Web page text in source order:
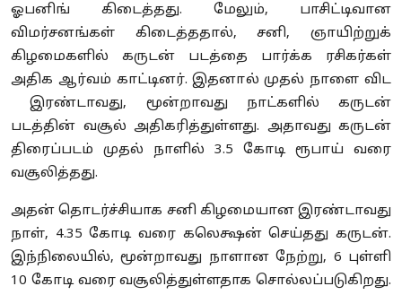
ஓபனிங் கிடைத்தது. மேலும், பாசிட்டிவான
விமர்சனங்கள் கிடைத்ததால், சனி, ஞாயிற்றுக்
கிழமைகளில் கருடன் படத்தை பார்க்க ரசிகர்கள்
அதிக ஆர்வம் காட்டினர். இதனால் முதல் நாளை விட
இரண்டாவது, மூன்றாவது நாட்களில் கருடன்
படத்தின் வசூல் அதிகரித்துள்ளது. அதாவது கருடன்
திரைப்படம் முதல் நாளில் 3.5 கோடி ரூபாய் வரை
வசூலித்தது.
அதன் தொடர்ச்சியாக சனி கிழமையான இரண்டாவது
நாள், 4.35 கோடி வரை கலெக்ஷன் செய்தது கருடன்.
இந்நிலையில், மூன்றாவது நாளான நேற்று, 6 புள்ளி
10 கோடி வரை வசூலித்துள்ளதாக சொல்லப்படுகிறது.